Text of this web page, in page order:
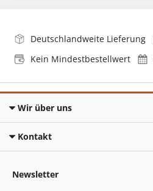
Deutschlandweite Lieferung
Kein Mindestbestellwert
Wir über uns
Kontakt
Newsletter